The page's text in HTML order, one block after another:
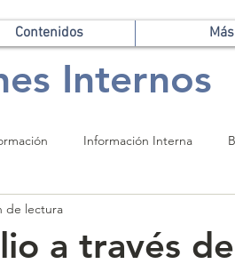
Contenidos Más
Internos
Información Interna
a través
de lectura